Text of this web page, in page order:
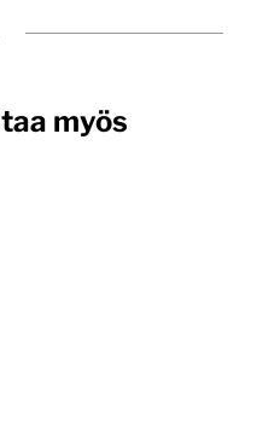
myös